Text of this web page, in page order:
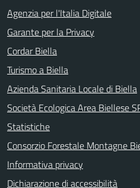
Agenzia per l'Italia Digitale
Garante per la Privacy
Cordar Biella
Turismo a Biella
Azienda Sanitaria Locale di Biella
Società Ecologica Area Biellese
Statistiche
Consorzio Forestale Montagne
Informativa privacy
Dichiarazione di accessibilità